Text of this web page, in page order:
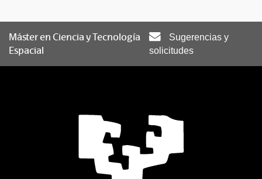
Máster en Ciencia y Tecnología
Espacial
Sugerencias y
solicitudes